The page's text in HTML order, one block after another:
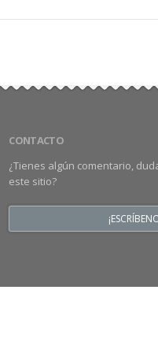
CONTACTO
¿Tienes algún comentario,
este sitio?